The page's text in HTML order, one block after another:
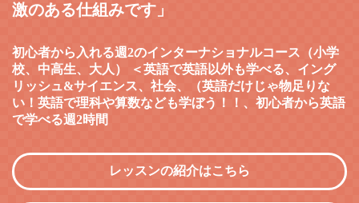
激のある仕組みです」
初心者から入れる週2のインターナショナルコース（小学
校、中高生、大人） ＜英語で英語以外も学べる、イング
リッシュ&サイエンス、社会、（英語だけじゃ物足りな
い！英語で理科や算数なども学ぼう！！、初心者から英語
で学べる週2時間
レッスンの紹介はこちら